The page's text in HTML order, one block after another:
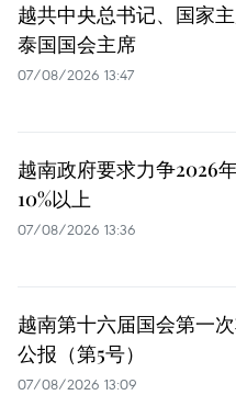
越共中央总书记、国家
泰国国会主席
07/08/2026 13:47
越南政府要求力争2026
10%以上
07/08/2026 13:36
越南第十六届国会第一
公报（第5号）
07/08/2026 13:09